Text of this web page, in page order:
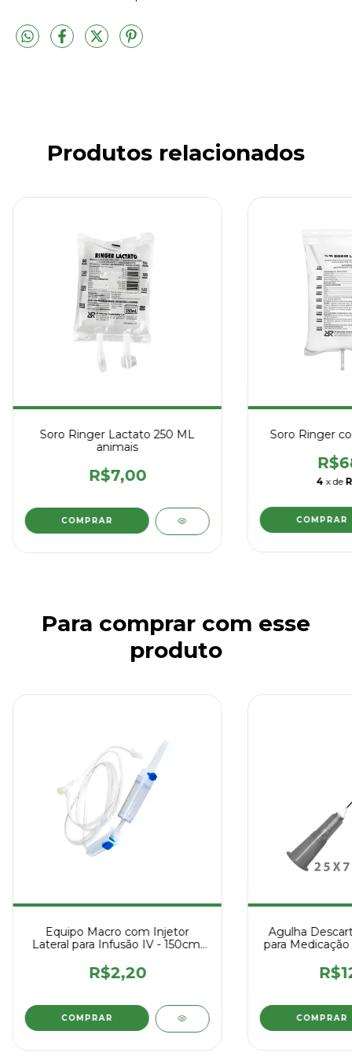
Produtos relacionados
Soro Ringer Lactato 250 ML
animais
R$7,00
Soro Ringer
4 x de
Para comprar com esse
produto
Equipo Macro com Injetor
Lateral para Infusão IV - 150cm,
R$2,20
Agulha
para